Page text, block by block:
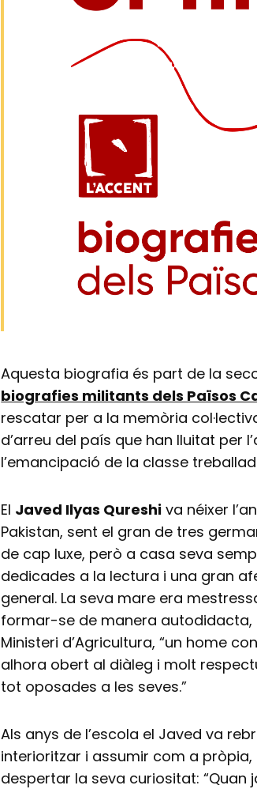
Aquesta biografia és part de la
biografies militants dels Països
rescatar per a la memòria
d’arreu del país que han lluitat per
l’emancipació de la classe
El Javed Ilyas Qureshi va néixer
Pakistan, sent el gran de tres
de cap luxe, però a casa seva
dedicades a la lectura i una gran
general. La seva mare era
formar-se de manera autodidacta,
Ministeri d’Agricultura, “un home
alhora obert al diàleg i molt
tot oposades a les seves.”
Als anys de l’escola el Javed va
interioritzar i assumir com a
despertar la seva curiositat: